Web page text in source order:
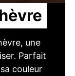
une
Parfait
couleur